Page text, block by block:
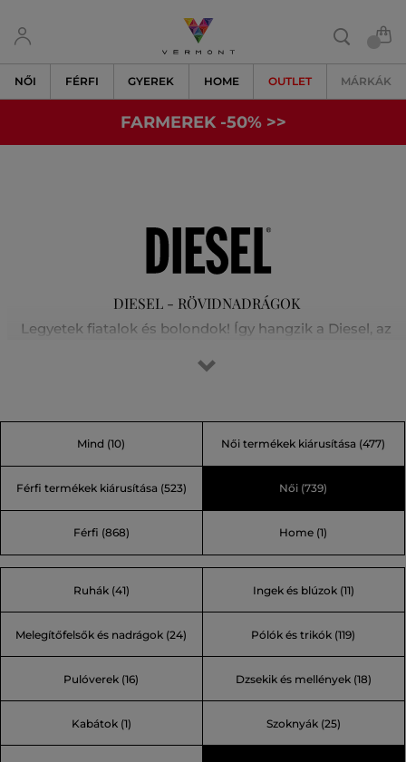
NŐI FÉRFI GYEREK HOME OUTLET MÁRKÁK
FARMEREK -50% >>
DIESEL - RÖVIDNADRÁGOK
Legyetek fiatalok és bolondok! Így hangzik a Diesel, az
Olaszország északkeleti részén található kisváros szerény
farmermárkává nőtte ki magát, vagy ez már egy
életstílus? Lépjen túl a korlátain, és mutassa meg
Mind (10) Női termékek kiárusítása (477)
Férfi termékek kiárusítása (523) Női (739)
Férfi (868) Home (1)
Ruhák (41) Ingek és blúzok (11)
Melegítőfelsők és nadrágok (24) Pólók és trikók (119)
Pulóverek (16) Dzsekik és mellények (18)
Kabátok (1) Szoknyák (25)